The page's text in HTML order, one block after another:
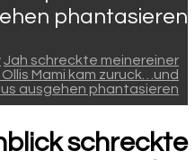
phantasieren.
Jah schreckte meinereiner
Mami kam zuruck…und
ausgehen phantasieren.
schreckte